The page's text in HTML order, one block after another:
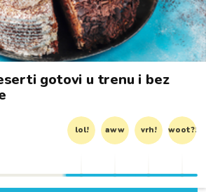
gotovi u trenu i bez
lol! aww vrh! woot?!